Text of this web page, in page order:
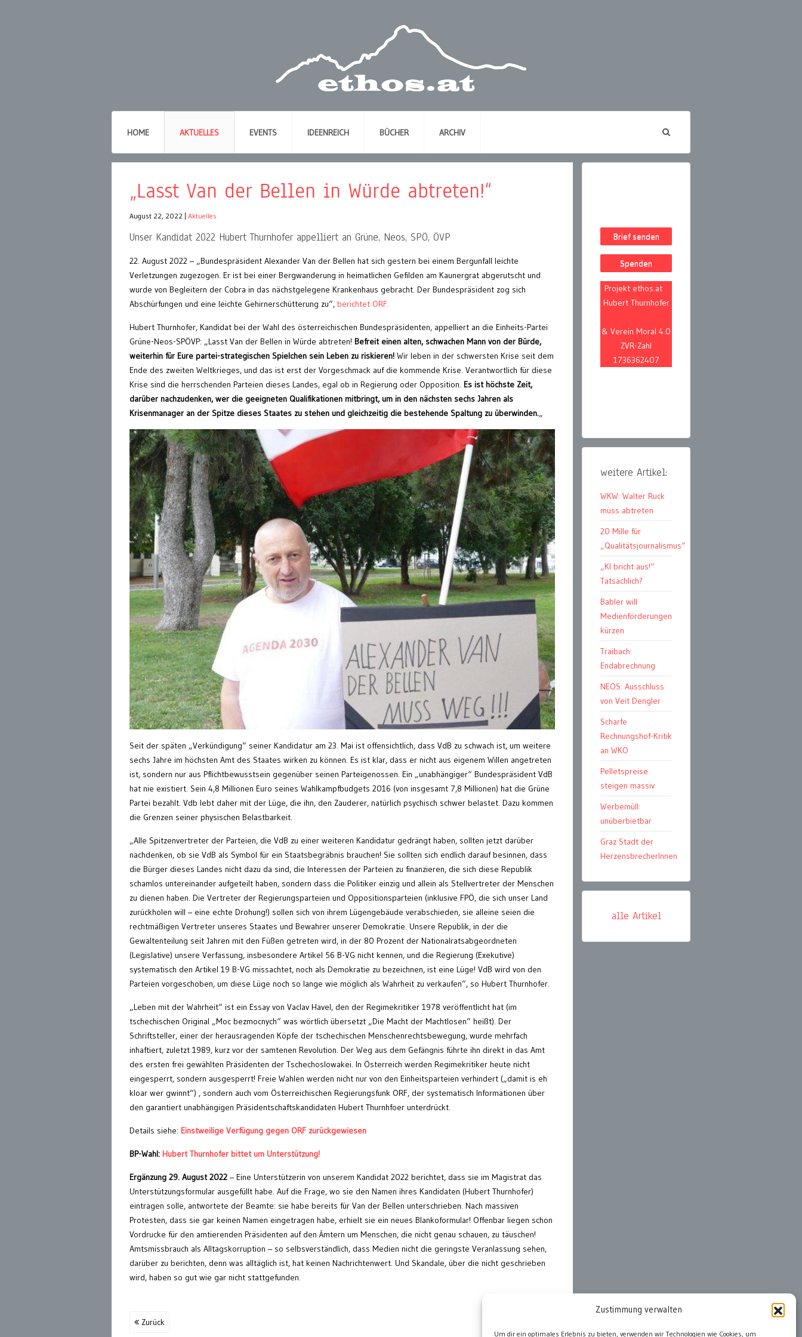
Zustimmung verwalten
Um dir ein optimales Erlebnis zu bieten, verwenden wir Technologien wie Cookies, um
HOME AKTUELLES EVENTS IDEENREICH BÜCHER ARCHIV
„Lasst Van der Bellen in Würde abtreten!“
August 22, 2022 Aktuelles
Unser Kandidat 2022 Hubert Thurnhofer appelliert an Grüne, Neos, SPÖ, ÖVP
22. August 2022 – „Bundespräsident Alexander Van der Bellen hat sich gestern bei einem Bergunfall leichte
Verletzungen zugezogen. Er ist bei einer Bergwanderung in heimatlichen Gefilden am Kaunergrat abgerutscht und
wurde von Begleitern der Cobra in das nächstgelegene Krankenhaus gebracht. Der Bundespräsident zog sich
Abschürfungen und eine leichte Gehirnerschütterung zu“, berichtet ORF.
Hubert Thurnhofer, Kandidat bei der Wahl des österreichischen Bundespräsidenten, appelliert an die Einheits-Partei
Grüne-Neos-SPÖVP: „Lasst Van der Bellen in Würde abtreten! Befreit einen alten, schwachen Mann von der Bürde,
weiterhin für Eure partei-strategischen Spielchen sein Leben zu riskieren! Wir leben in der schwersten Krise seit dem
Ende des zweiten Weltkrieges, und das ist erst der Vorgeschmack auf die kommende Krise. Verantwortlich für diese
Krise sind die herrschenden Parteien dieses Landes, egal ob in Regierung oder Opposition. Es ist höchste Zeit,
darüber nachzudenken, wer die geeigneten Qualifikationen mitbringt, um in den nächsten sechs Jahren als
Krisenmanager an der Spitze dieses Staates zu stehen und gleichzeitig die bestehende Spaltung zu überwinden.„
Seit der späten „Verkündigung“ seiner Kandidatur am 23. Mai ist offensichtlich, dass VdB zu schwach ist, um weitere
sechs Jahre im höchsten Amt des Staates wirken zu können. Es ist klar, dass er nicht aus eigenem Willen angetreten
ist, sondern nur aus Pflichtbewusstsein gegenüber seinen Parteigenossen. Ein „unabhängiger“ Bundespräsident VdB
hat nie existiert. Sein 4,8 Millionen Euro seines Wahlkampfbudgets 2016 (von insgesamt 7,8 Millionen) hat die Grüne
Partei bezahlt. Vdb lebt daher mit der Lüge, die ihn, den Zauderer, natürlich psychisch schwer belastet. Dazu kommen
die Grenzen seiner physischen Belastbarkeit.
„Alle Spitzenvertreter der Parteien, die VdB zu einer weiteren Kandidatur gedrängt haben, sollten jetzt darüber
nachdenken, ob sie VdB als Symbol für ein Staatsbegräbnis brauchen! Sie sollten sich endlich darauf besinnen, dass
die Bürger dieses Landes nicht dazu da sind, die Interessen der Parteien zu finanzieren, die sich diese Republik
schamlos untereinander aufgeteilt haben, sondern dass die Politiker einzig und allein als Stellvertreter der Menschen
zu dienen haben. Die Vertreter der Regierungsparteien und Oppositionsparteien (inklusive FPÖ, die sich unser Land
zurückholen will – eine echte Drohung!) sollen sich von ihrem Lügengebäude verabschieden, sie alleine seien die
rechtmäßigen Vertreter unseres Staates und Bewahrer unserer Demokratie. Unsere Republik, in der die
Gewaltenteilung seit Jahren mit den Füßen getreten wird, in der 80 Prozent der Nationalratsabgeordneten
(Legislative) unsere Verfassung, insbesondere Artikel 56 B-VG nicht kennen, und die Regierung (Exekutive)
systematisch den Artikel 19 B-VG missachtet, noch als Demokratie zu bezeichnen, ist eine Lüge! VdB wird von den
Parteien vorgeschoben, um diese Lüge noch so lange wie möglich als Wahrheit zu verkaufen“, so Hubert Thurnhofer.
„Leben mit der Wahrheit“ ist ein Essay von Vaclav Havel, den der Regimekritiker 1978 veröffentlicht hat (im
tschechischen Original „Moc bezmocnych“ was wörtlich übersetzt „Die Macht der Machtlosen“ heißt). Der
Schriftsteller, einer der herausragenden Köpfe der tschechischen Menschenrechtsbewegung, wurde mehrfach
inhaftiert, zuletzt 1989, kurz vor der samtenen Revolution. Der Weg aus dem Gefängnis führte ihn direkt in das Amt
des ersten frei gewählten Präsidenten der Tschechoslowakei. In Österreich werden Regimekritiker heute nicht
eingesperrt, sondern ausgesperrt! Freie Wahlen werden nicht nur von den Einheitsparteien verhindert („damit is eh
kloar wer gwinnt“) , sondern auch vom Österreichischen Regierungsfunk ORF, der systematisch Informationen über
den garantiert unabhängigen Präsidentschaftskandidaten Hubert Thurnhfoer unterdrückt.
Details siehe: Einstweilige Verfügung gegen ORF zurückgewiesen
BP-Wahl: Hubert Thurnhofer bittet um Unterstützung!
Ergänzung 29. August 2022 – Eine Unterstützerin von unserem Kandidat 2022 berichtet, dass sie im Magistrat das
Unterstützungsformular ausgefüllt habe. Auf die Frage, wo sie den Namen ihres Kandidaten (Hubert Thurnhofer)
eintragen solle, antwortete der Beamte: sie habe bereits für Van der Bellen unterschrieben. Nach massiven
Protesten, dass sie gar keinen Namen eingetragen habe, erhielt sie ein neues Blankoformular! Offenbar liegen schon
Vordrucke für den amtierenden Präsidenten auf den Ämtern um Menschen, die nicht genau schauen, zu täuschen!
Amtsmissbrauch als Alltagskorruption – so selbsverständlich, dass Medien nicht die geringste Veranlassung sehen,
darüber zu berichten, denn was alltäglich ist, hat keinen Nachrichtenwert. Und Skandale, über die nicht geschrieben
wird, haben so gut wie gar nicht stattgefunden.
Zurück
Brief senden
Spenden
Projekt ethos.at
Hubert Thurnhofer
& Verein Moral 4.0
ZVR-Zahl
1736362407
weitere Artikel:
WKW: Walter Ruck
muss abtreten
20 Mille für
„Qualitätsjournalismus“
„KI bricht aus!“
Tatsächlich?
Babler will
Medienförderungen
kürzen
Traibach:
Endabrechnung
NEOS: Ausschluss
von Veit Dengler
Scharfe
Rechnungshof-Kritik
an WKO
Pelletspreise
steigen massiv
Werbemüll:
unüberbietbar
Graz Stadt der
HerzensbrecherInnen
alle Artikel